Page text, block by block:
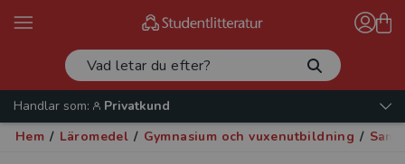
Handlar som:
Privatkund
Hem / Läromedel / Gymnasium och vuxenutbildning /